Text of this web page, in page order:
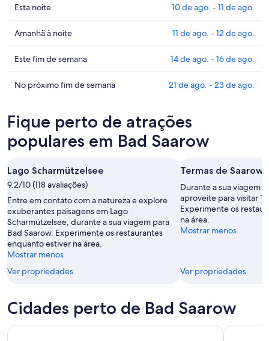
Confira
os
preços
em
Bad
Saarow
para
10
ago.
11
de
ago.
Esta noite 10 de ago. - 11 de ago.
Confira
os
preços
em
Bad
amanhã
noite,
de
ago.
-
12
de
ago.
Amanhã à noite 11 de ago. - 12 de ago.
Confira
os
preços
Saarow
para
este
de
semana,
14
de
ago.
-
16
de
ago.
Este fim de semana 14 de ago. - 16 de ago.
Confira
em
Bad
Saarow
o
próximo
fim
de
semana,
21
de
ago.
-
de
ago.
No próximo fim de semana 21 de ago. - 23 de ago.
Fique perto de atrações
populares em Bad Saarow
Lago Scharmützelsee
9.2/10 (118 avaliações)
Entre em contato com a natureza e explore
exuberantes paisagens em Lago
Scharmützelsee, durante a sua viagem para
Bad Saarow. Experimente os restaurantes
enquanto estiver na área.
Mostrar menos
Ver propriedades
Termas de Saarow
Durante a sua viagem
aproveite para visitar
Experimente os
na área.
Mostrar menos
Ver propriedades
Cidades perto de Bad Saarow